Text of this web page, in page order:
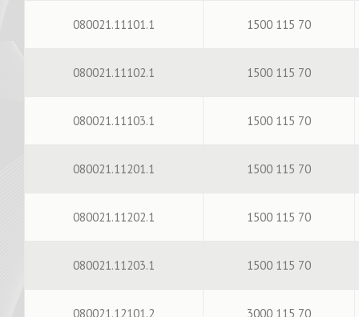
080021.11101.1 1500 115 70
080021.11102.1 1500 115 70
080021.11103.1 1500 115 70
080021.11201.1 1500 115 70
080021.11202.1 1500 115 70
080021.11203.1 1500 115 70
080021.12101.2 3000 115 70